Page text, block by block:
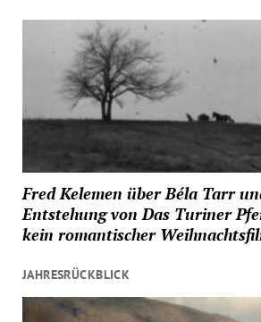
Fred Kelemen über Béla Tarr
Entstehung von Das Turiner
kein romantischer
JAHRESRÜCKBLICK